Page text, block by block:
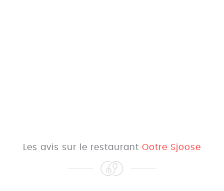
Les avis sur le restaurant Ootre Sjoose